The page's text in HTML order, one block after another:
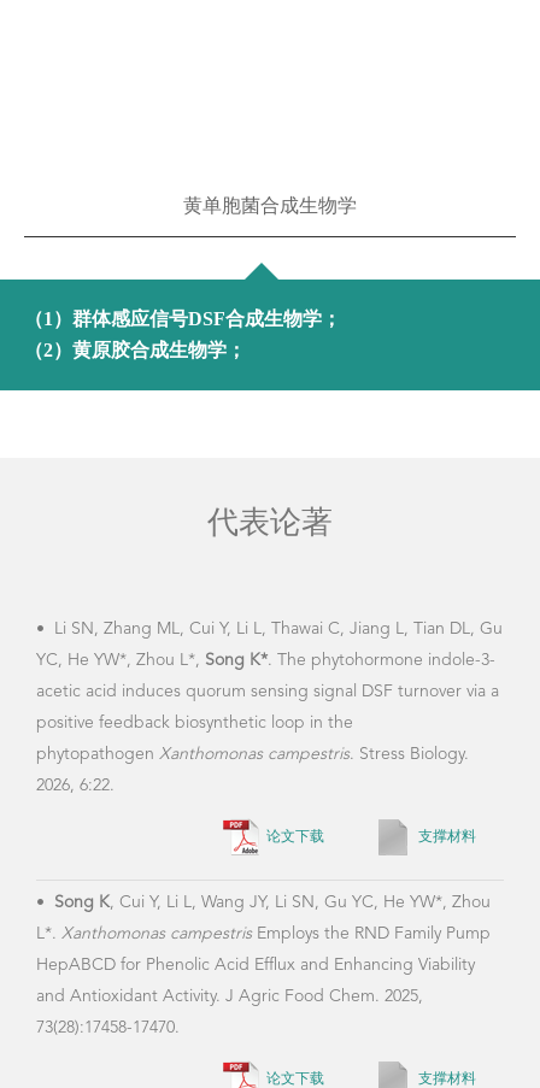
黄单胞菌合成生物学
（1）群体感应信号DSF合成生物学；
（2）黄原胶合成生物学；
代表论著
•
Li SN, Zhang ML, Cui Y, Li L, Thawai C, Jiang L, Tian DL, Gu
YC, He YW*, Zhou L*, Song K*. The phytohormone indole-3-
acetic acid induces quorum sensing signal DSF turnover via a
positive feedback biosynthetic loop in the
phytopathogen Xanthomonas campestris. Stress Biology.
2026, 6:22.
论文下载 支撑材料
• Song K, Cui Y, Li L, Wang JY, Li SN, Gu YC, He YW*, Zhou
L*. Xanthomonas campestrisEmploys the RND Family Pump
HepABCD for Phenolic Acid Efflux and Enhancing Viability
and Antioxidant Activity. J Agric Food Chem. 2025,
73(28):17458-17470.
论文下载 支撑材料